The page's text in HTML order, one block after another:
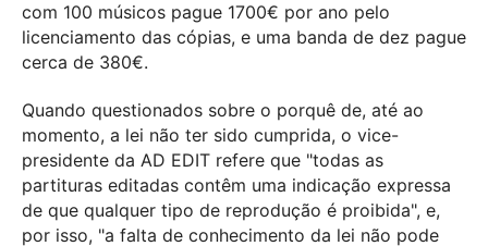
com 100 músicos pague 1700€ por ano pelo
licenciamento das cópias, e uma banda de dez pague
cerca de 380€.
Quando questionados sobre o porquê de, até ao
momento, a lei não ter sido cumprida, o vice-
presidente da AD EDIT refere que "todas as
partituras editadas contêm uma indicação expressa
de que qualquer tipo de reprodução é proibida", e,
por isso, "a falta de conhecimento da lei não pode